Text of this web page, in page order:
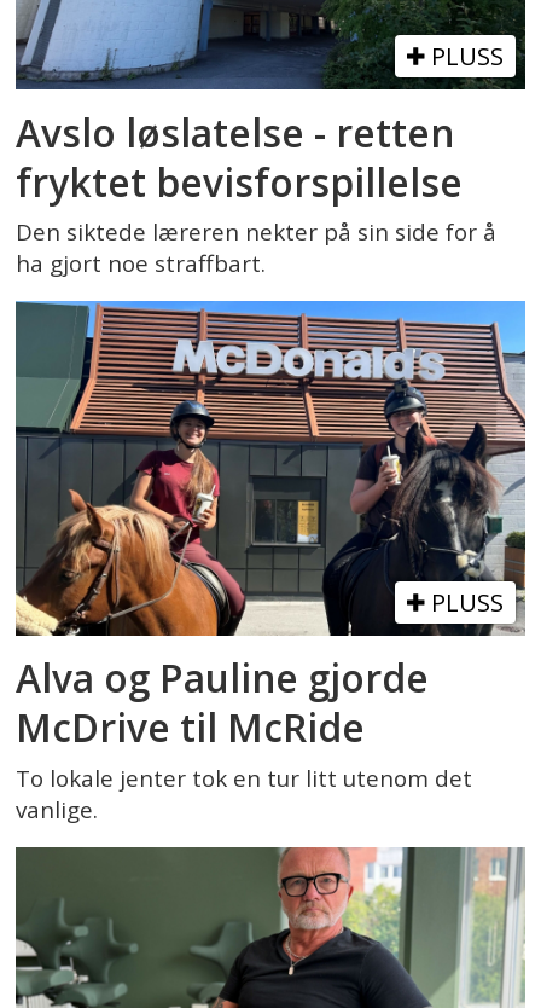
PLUSS
Avslo løslatelse - retten
fryktet bevisforspillelse
Den siktede læreren nekter på sin side for å
ha gjort noe straffbart.
PLUSS
Alva og Pauline gjorde
McDrive til McRide
To lokale jenter tok en tur litt utenom det
vanlige.